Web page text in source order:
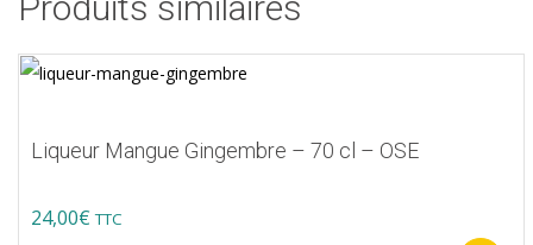
Liqueur Mangue Gingembre – 70 cl – OSE
24,00€ TTC